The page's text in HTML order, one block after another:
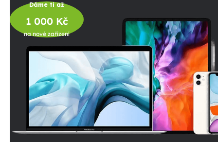
Dáme ti až
1 000 Kč
na nové zařízení